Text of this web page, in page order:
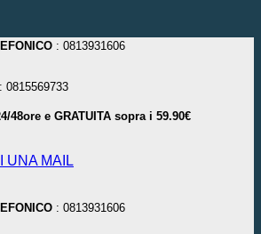
: 0813931606
: 0815569733
48ore e GRATUITA sopra i 59.90€
UNA MAIL
: 0813931606